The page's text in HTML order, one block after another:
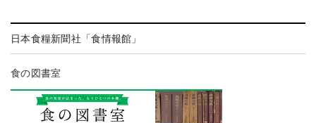
日本食糧新聞社「食情報館」
食の図書室